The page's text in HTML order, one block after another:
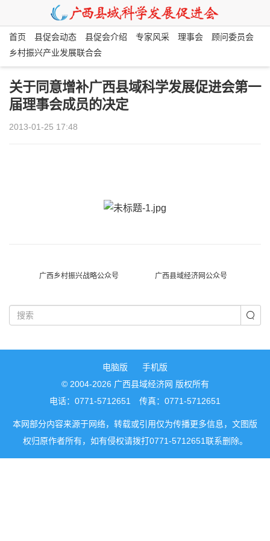
首页 县促会动态 县促会介绍 专家风采 理事会
顾问委员会
乡村振兴产业发展联合会
关于同意增补广西县域科学发展促进会第一
届理事会成员的决定
2013-01-25 17:48
广西乡村振兴战略公众号 广西县域经济网公众号
电脑版
手机版
© 2004-2026 广西县域经济网 版权所有
电话：0771-5712651 传真：0771-5712651
本网部分内容来源于网络，转载或引用仅为传播更多信息，文图版
权归原作者所有，如有侵权请拨打0771-5712651联系删除。